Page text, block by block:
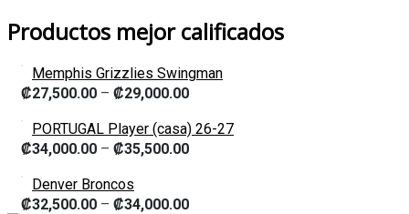
Productos mejor calificados
Memphis Grizzlies Swingman
₡27,500.00 – ₡29,000.00
PORTUGAL Player (casa) 26-27
₡34,000.00 – ₡35,500.00
Denver Broncos
₡32,500.00 – ₡34,000.00